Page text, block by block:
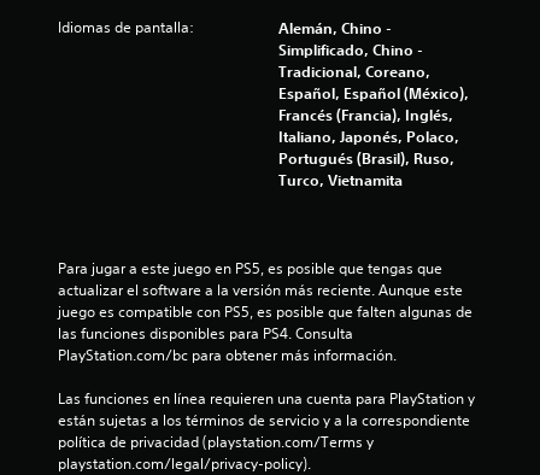
l
a
n
u
t
Idiomas de pantalla:
Alemán, Chino -
Simplificado, Chino -
Tradicional, Coreano,
Español, Español (México),
Francés (Francia), Inglés,
Italiano, Japonés, Polaco,
Portugués (Brasil), Ruso,
Turco, Vietnamita
Para jugar a este juego en PS5, es posible que tengas que
actualizar el software a la versión más reciente. Aunque este
juego es compatible con PS5, es posible que falten algunas de
las funciones disponibles para PS4. Consulta
PlayStation.com/bc para obtener más información.
Las funciones en línea requieren una cuenta para PlayStation y
están sujetas a los términos de servicio y a la correspondiente
política de privacidad (playstation.com/Terms y
playstation.com/legal/privacy-policy).